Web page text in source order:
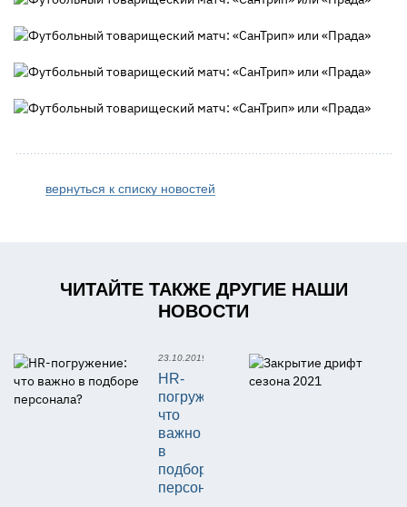
вернуться к списку новостей
ЧИТАЙТЕ ТАКЖЕ ДРУГИЕ НАШИ
НОВОСТИ
23.10.2019
HR-
погружение:
что
важно
в
подборе
персонала?